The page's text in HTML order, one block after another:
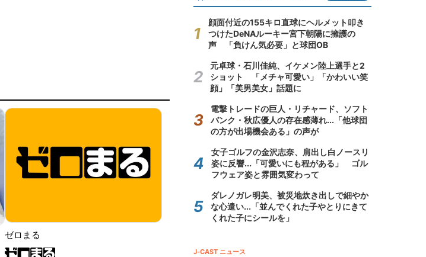
ゼロまる
顔面付近の155キロ直球にヘルメット叩き
つけたDeNAルーキー宮下朝陽に擁護の
声 「負けん気必要」と球団OB
元卓球・石川佳純、イケメン陸上選手と2
ショット 「メチャ可愛い」「かわいい笑
顔」「美男美女」話題に
電撃トレードの巨人・リチャード、ソフト
バンク・秋広優人の存在感薄れ...「他球団
の方が出場機会ある」の声が
女子ゴルフの金沢志奈、肩出し白ノースリ
姿に反響...「可愛いにも程がある」 ゴル
フウェア姿と雰囲気変わって
ダレノガレ明美、被災地炊き出しで細やか
な心遣い...「並んでくれた子やとりにきて
くれた子にシールを」
J-CAST ニュース